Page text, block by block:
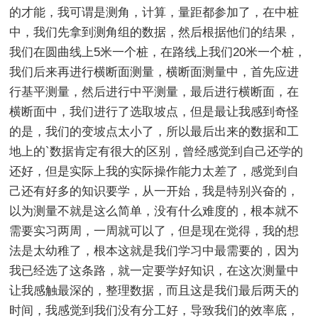
的才能，我可谓是测角，计算，量距都参加了，在中桩
中，我们先拿到测角组的数据，然后根据他们的结果，
我们在圆曲线上5米一个桩，在路线上我们20米一个桩，
我们后来再进行横断面测量，横断面测量中，首先应进
行基平测量，然后进行中平测量，最后进行横断面，在
横断面中，我们进行了选取坡点，但是最让我感到奇怪
的是，我们的变坡点太小了，所以最后出来的数据和工
地上的`数据肯定有很大的区别，曾经感觉到自己还学的
还好，但是实际上我的实际操作能力太差了，感觉到自
己还有好多的知识要学，从一开始，我是特别兴奋的，
以为测量不就是这么简单，没有什么难度的，根本就不
需要实习两周，一周就可以了，但是现在觉得，我的想
法是太幼稚了，根本这就是我们学习中最需要的，因为
我已经选了这条路，就一定要学好知识，在这次测量中
让我感触最深的，整理数据，而且这是我们最后两天的
时间，我感觉到我们没有分工好，导致我们的效率底，